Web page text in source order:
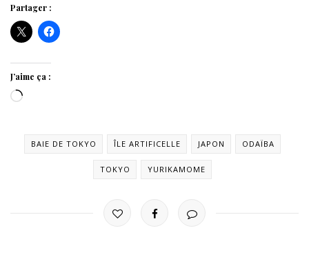
Partager :
J’aime ça :
Chargement…
BAIE DE TOKYO ÎLE ARTIFICELLE JAPON ODAÏBA
TOKYO YURIKAMOME